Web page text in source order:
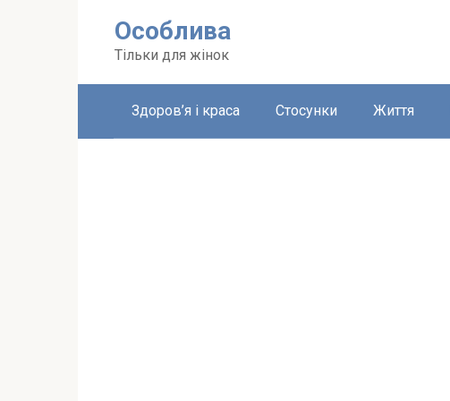
Особлива
Тільки для жінок
Здоров’я і краса Стосунки Життя